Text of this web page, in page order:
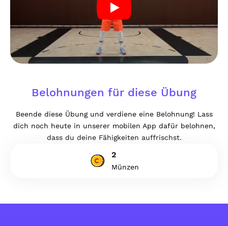
Belohnungen für diese Übung
Beende diese Übung und verdiene eine Belohnung! Lass
dich noch heute in unserer mobilen App dafür belohnen,
dass du deine Fähigkeiten auffrischst.
2
Münzen